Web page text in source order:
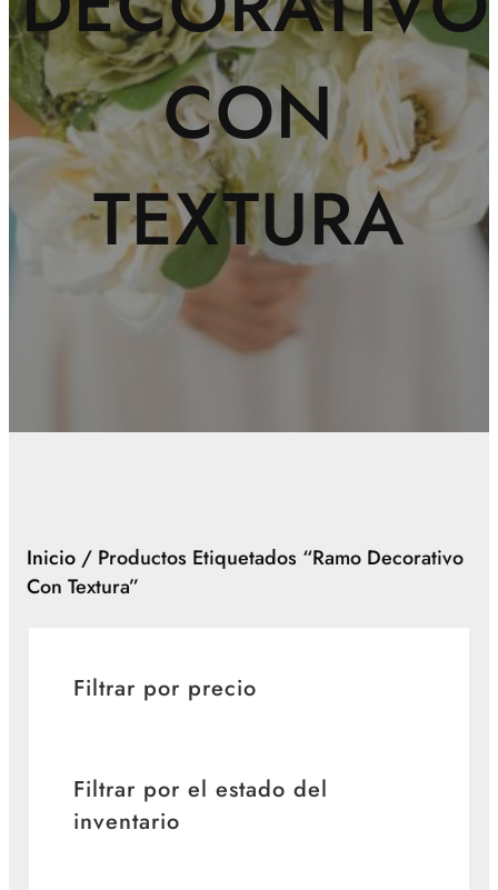
CON
TEXTURA
Inicio/ Productos Etiquetados “ramo Decorativo
Con Textura”
Filtrar por precio
Filtrar por el estado del
inventario